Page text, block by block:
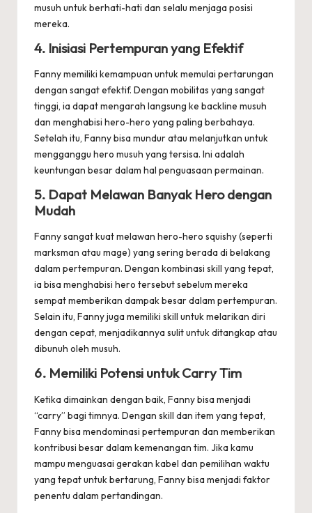
musuh untuk berhati-hati dan selalu menjaga posisi
mereka.
4. Inisiasi Pertempuran yang Efektif
Fanny memiliki kemampuan untuk memulai pertarungan
dengan sangat efektif. Dengan mobilitas yang sangat
tinggi, ia dapat mengarah langsung ke backline musuh
dan menghabisi hero-hero yang paling berbahaya.
Setelah itu, Fanny bisa mundur atau melanjutkan untuk
mengganggu hero musuh yang tersisa. Ini adalah
keuntungan besar dalam hal penguasaan permainan.
5. Dapat Melawan Banyak Hero dengan
Mudah
Fanny sangat kuat melawan hero-hero squishy (seperti
marksman atau mage) yang sering berada di belakang
dalam pertempuran. Dengan kombinasi skill yang tepat,
ia bisa menghabisi hero tersebut sebelum mereka
sempat memberikan dampak besar dalam pertempuran.
Selain itu, Fanny juga memiliki skill untuk melarikan diri
dengan cepat, menjadikannya sulit untuk ditangkap atau
dibunuh oleh musuh.
6. Memiliki Potensi untuk Carry Tim
Ketika dimainkan dengan baik, Fanny bisa menjadi
“carry” bagi timnya. Dengan skill dan item yang tepat,
Fanny bisa mendominasi pertempuran dan memberikan
kontribusi besar dalam kemenangan tim. Jika kamu
mampu menguasai gerakan kabel dan pemilihan waktu
yang tepat untuk bertarung, Fanny bisa menjadi faktor
penentu dalam pertandingan.